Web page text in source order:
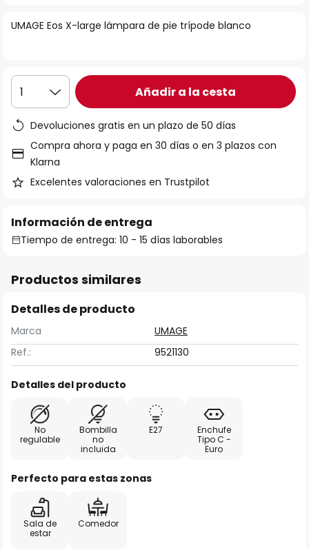
galería
UMAGE Eos X-large lámpara de pie trípode blanco
1 Añadir a la cesta
Devoluciones gratis en un plazo de 50 días
Compra ahora y paga en 30 días o en 3 plazos con
Klarna
Excelentes valoraciones en Trustpilot
Información de entrega
Tiempo de entrega: 10 - 15 días laborables
Productos similares
Detalles de producto
Marca
UMAGE
Ref.:
9521130
Detalles del producto
No
regulable
Bombilla
no
incluida
E27
Enchufe
Tipo C -
Euro
Perfecto para estas zonas
Sala de
estar
Comedor